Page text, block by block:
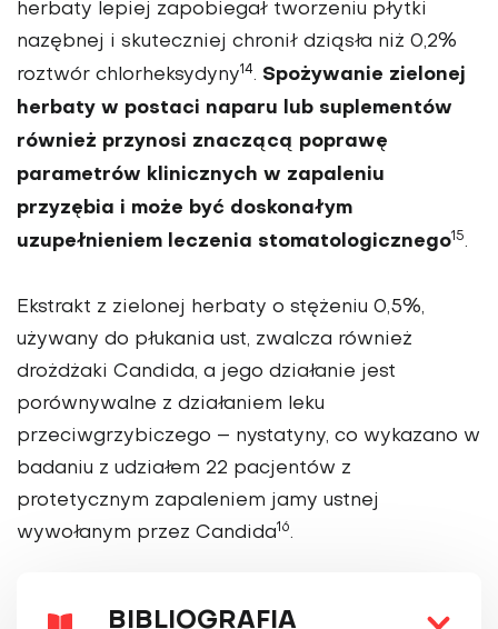
herbaty lepiej zapobiegał tworzeniu płytki
nazębnej i skuteczniej chronił dziąsła niż 0,2%
roztwór chlorheksydyny14. Spoży­wanie zielonej
herbaty w postaci naparu lub suplementów
również przynosi zna­czącą poprawę
parametrów klinicz­nych w zapaleniu
przyzębia i może być doskonałym
uzupełnieniem leczenia stomatologicznego15.
Ekstrakt z zielonej herba­ty o stężeniu 0,5%,
używany do płukania ust, zwalcza również
drożdżaki Candida, a jego działanie jest
porównywalne z działaniem leku
przeciwgrzybiczego – nystatyny, co wykaza­no w
badaniu z udziałem 22 pacjentów z
protetycznym zapaleniem jamy ustnej
wywołanym przez Candida16.
BIBLIOGRAFIA